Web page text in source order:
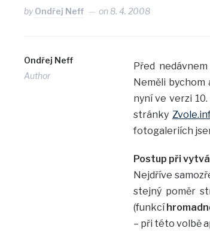
byOndřej Neff on8. 4. 2008
Ondřej Neff
Author
Před
Neměli bychom
nyní ve verzi
stránky
fotogaleriích
Postup při
Nejdříve
stejný poměr
(funkcí
– při této volbě